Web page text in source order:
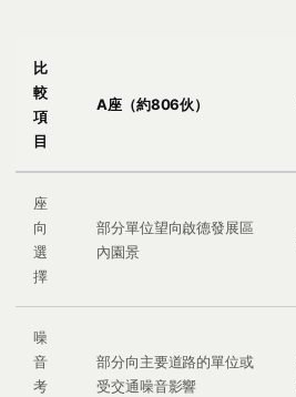
比
較
項
目
A座（約806伙）
座
向
選
擇
部分單位望向啟德發展區
內園景
噪
音
考
部分向主要道路的單位或
受交通噪音影響